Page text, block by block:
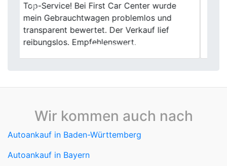
Was mir gefallen hat: keine Hektik, keine
leeren Versprechen. Einfach ein normaler,
ehrlicher Umgang. So sollte Autoverkauf
laufen.
Previous
Wir kommen auch nach
Autoankauf in Baden-Württemberg
Autoankauf in Bayern